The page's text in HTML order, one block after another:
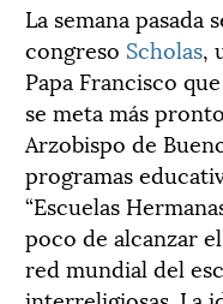
La semana pasada
congreso Scholas,
Papa Francisco
se meta más
Arzobispo de
programas
“Escuelas
poco de alcanzar
red mundial del